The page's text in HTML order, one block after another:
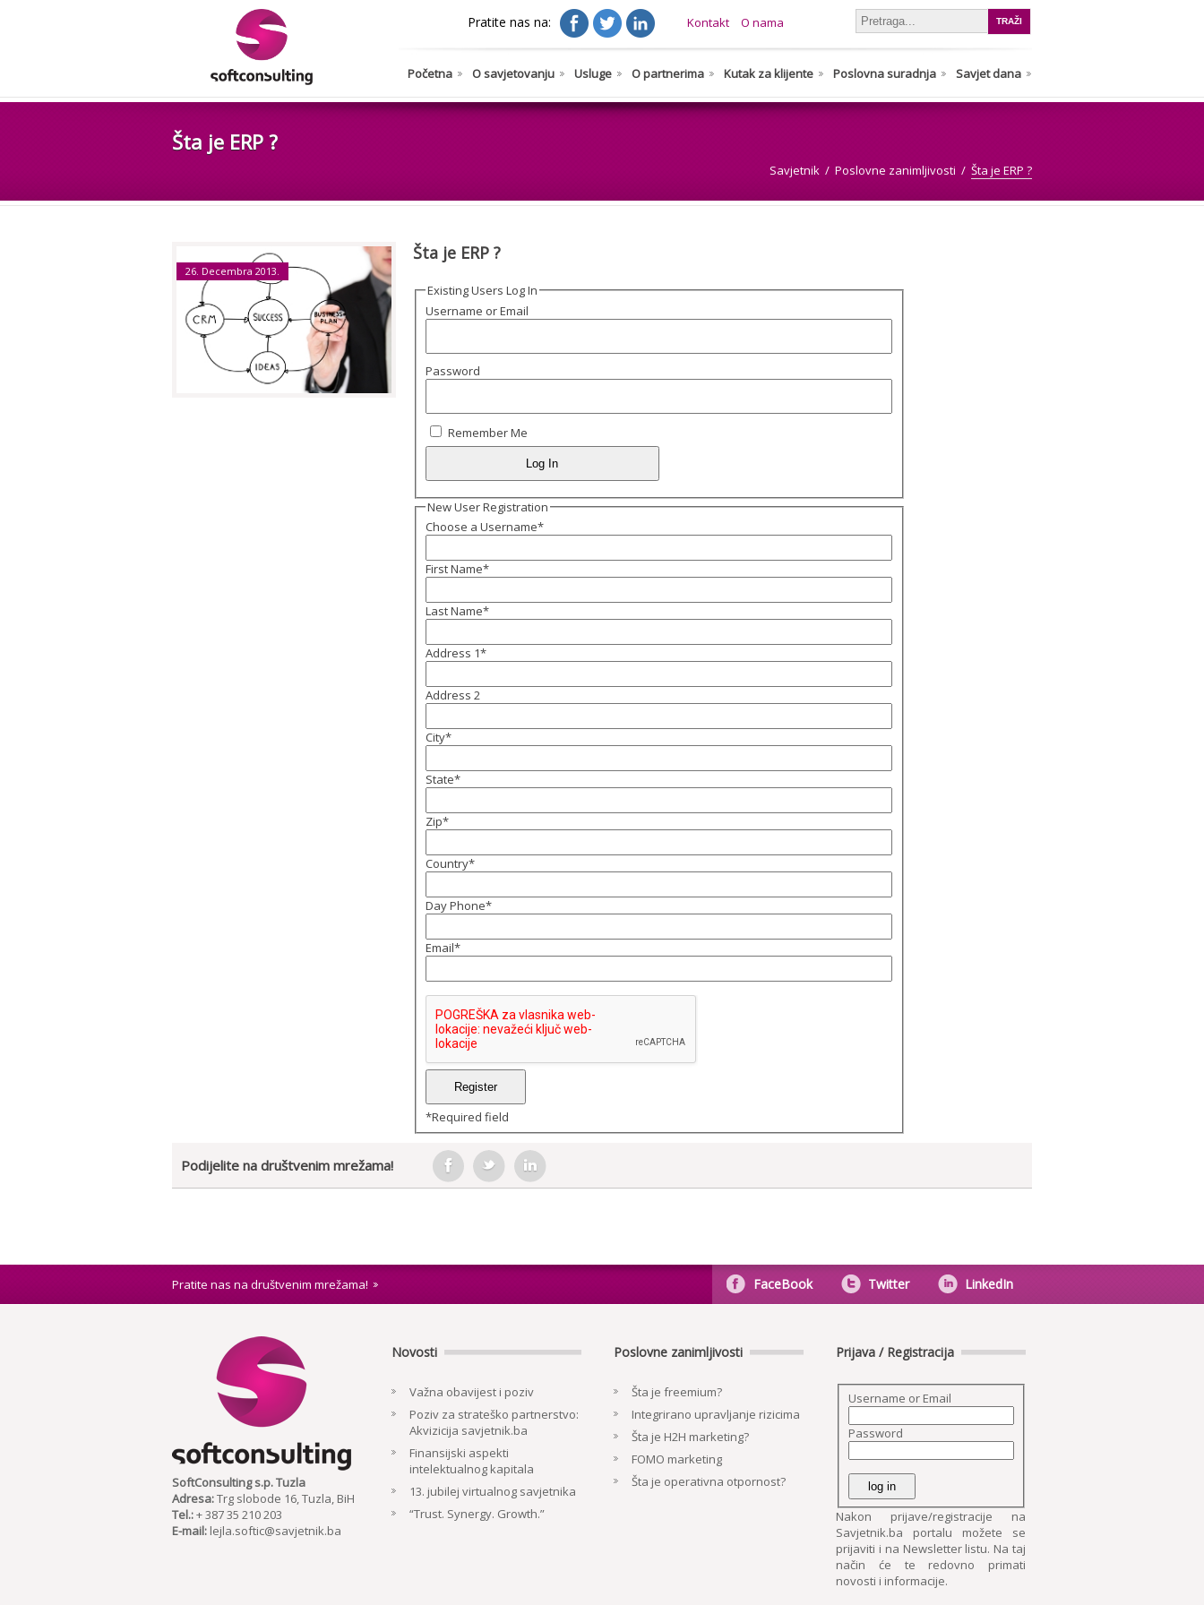
Pratite nas na: Kontakt O nama
Početna O savjetovanju Usluge O partnerima Kutak za klijente Poslovna suradnja Savjet dana
Šta je ERP ?
Savjetnik Poslovne zanimljivosti Šta je ERP ?
26. Decembra 2013.
Šta je ERP ?
Existing Users Log In
Username or Email
Password
Remember Me
New User Registration
Choose a Username*
First Name*
Last Name*
Address 1*
Address 2
City*
State*
Zip*
Country*
Day Phone*
Email*
*Required field
Podijelite na društvenim mrežama!
Pratite nas na društvenim mrežama! FaceBook Twitter LinkedIn
SoftConsulting s.p. Tuzla
Adresa:Trg slobode 16, Tuzla, BiH
Tel.:+ 387 35 210 203
E-mail: lejla.softic@savjetnik.ba
Novosti
Važna obavijest i poziv
Poziv za strateško partnerstvo:
Akvizicija savjetnik.ba
Finansijski aspekti
intelektualnog kapitala
13. jubilej virtualnog savjetnika
“Trust. Synergy. Growth.”
Poslovne zanimljivosti
Šta je freemium?
Integrirano upravljanje rizicima
Šta je H2H marketing?
FOMO marketing
Šta je operativna otpornost?
Prijava / Registracija
Username or Email
Password
Nakon prijave/registracije na
Savjetnik.ba portalu možete se
prijaviti i na Newsletter listu. Na taj
način će te redovno primati
novosti i informacije.